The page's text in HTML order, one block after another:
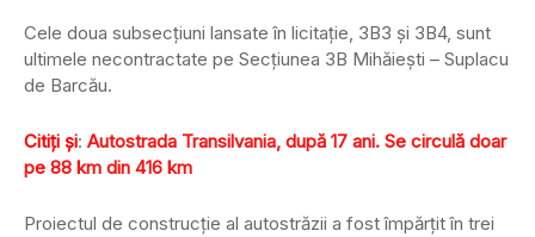
Cele doua subsecțiuni lansate în licitație, 3B3 și 3B4, sunt
ultimele necontractate pe Secțiunea 3B Mihăieşti – Suplacu
de Barcău.
Citiți și: Autostrada Transilvania, după 17 ani. Se circulă doar
pe 88 km din 416 km
Proiectul de construcție al autostrăzii a fost împărțit în trei